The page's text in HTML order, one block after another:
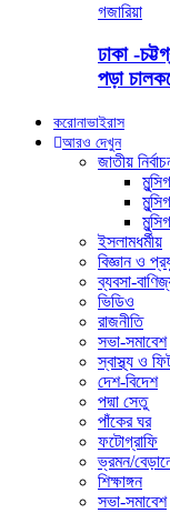
গজারিয়া
ঢাকা -
পড়া
করোনাভাইরাস
আরও দেখুন
জাতীয়
ইসলামধর্মীয়
বিজ্ঞান ও
ব্যবসা-
ভিডিও
রাজনীতি
সভা-সমাবেশ
স্বাস্থ্য ও
দেশ-বিদেশ
পদ্মা সেতু
পাঁকের ঘর
ফটোগ্রাফি
ভ্রমন/
শিক্ষাঙ্গন
সভা-সমাবেশ